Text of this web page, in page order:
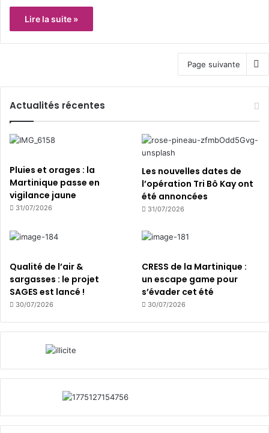
Lire la suite »
Page suivante
Actualités récentes
Pluies et orages : la
Martinique passe en
vigilance jaune
31/07/2026
Les nouvelles dates de
l’opération Tri Bô Kay ont
été annoncées
31/07/2026
Qualité de l’air &
sargasses : le projet
SAGES est lancé !
30/07/2026
CRESS de la Martinique :
un escape game pour
s’évader cet été
30/07/2026